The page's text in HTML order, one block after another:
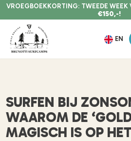
VROEGBOEKKORTING: TWEEDE
€150,-!
EN
SURFEN BIJ
WAAROM DE
MAGISCH IS OP